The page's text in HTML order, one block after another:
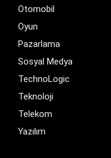
Otomobil
Oyun
Pazarlama
Sosyal Medya
TechnoLogic
Teknoloji
Telekom
Yazılım